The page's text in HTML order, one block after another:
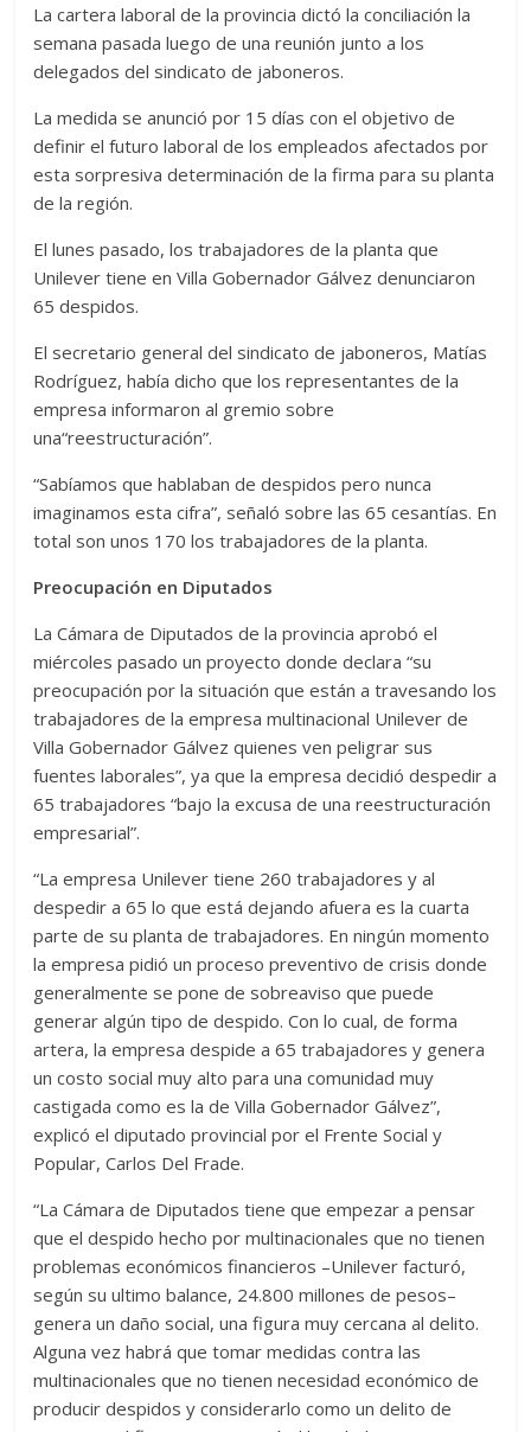
La cartera laboral de la provincia dictó la conciliación la
semana pasada luego de una reunión junto a los
delegados del sindicato de jaboneros.
La medida se anunció por 15 días con el objetivo de
definir el futuro laboral de los empleados afectados por
esta sorpresiva determinación de la firma para su planta
de la región.
El lunes pasado, los trabajadores de la planta que
Unilever tiene en Villa Gobernador Gálvez denunciaron
65 despidos.
El secretario general del sindicato de jaboneros, Matías
Rodríguez, había dicho que los representantes de la
empresa informaron al gremio sobre
una“reestructuración”.
“Sabíamos que hablaban de despidos pero nunca
imaginamos esta cifra”, señaló sobre las 65 cesantías. En
total son unos 170 los trabajadores de la planta.
Preocupación en Diputados
La Cámara de Diputados de la provincia aprobó el
miércoles pasado un proyecto donde declara “su
preocupación por la situación que están a travesando los
trabajadores de la empresa multinacional Unilever de
Villa Gobernador Gálvez quienes ven peligrar sus
fuentes laborales”, ya que la empresa decidió despedir a
65 trabajadores “bajo la excusa de una reestructuración
empresarial”.
“La empresa Unilever tiene 260 trabajadores y al
despedir a 65 lo que está dejando afuera es la cuarta
parte de su planta de trabajadores. En ningún momento
la empresa pidió un proceso preventivo de crisis donde
generalmente se pone de sobreaviso que puede
generar algún tipo de despido. Con lo cual, de forma
artera, la empresa despide a 65 trabajadores y genera
un costo social muy alto para una comunidad muy
castigada como es la de Villa Gobernador Gálvez”,
explicó el diputado provincial por el Frente Social y
Popular, Carlos Del Frade.
“La Cámara de Diputados tiene que empezar a pensar
que el despido hecho por multinacionales que no tienen
problemas económicos financieros –Unilever facturó,
según su ultimo balance, 24.800 millones de pesos–
genera un daño social, una figura muy cercana al delito.
Alguna vez habrá que tomar medidas contra las
multinacionales que no tienen necesidad económico de
producir despidos y considerarlo como un delito de